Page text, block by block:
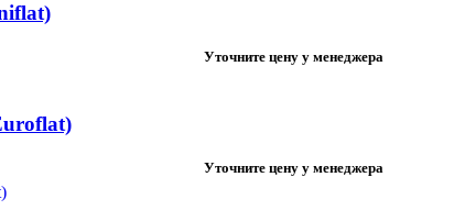
Уточните цену у менеджера
Уточните цену у менеджера